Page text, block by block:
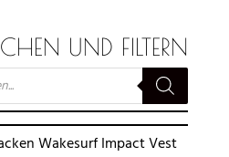
UND FILTERN
Wakesurf Impact Vest